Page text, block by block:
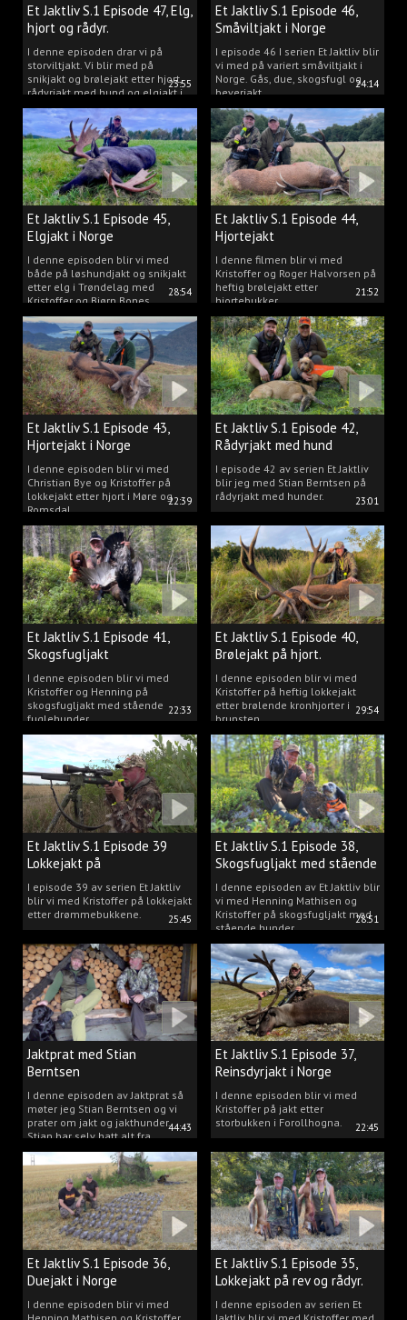
23:55
Et Jaktliv S.1 Episode 47, Elg,
hjort og rådyr.
I denne episoden drar vi på
storviltjakt. Vi blir med på
snikjakt og brølejakt etter hjort,
rådyrjakt med hund og elgjakt i
Trøndelag.
24:14
Et Jaktliv S.1 Episode 46,
Småviltjakt i Norge
I episode 46 I serien Et Jaktliv blir
vi med på variert småviltjakt i
Norge. Gås, due, skogsfugl og
beverjakt.
28:54
Et Jaktliv S.1 Episode 45,
Elgjakt i Norge
I denne episoden blir vi med
både på løshundjakt og snikjakt
etter elg i Trøndelag med
Kristoffer og Bjørn Bones
21:52
Et Jaktliv S.1 Episode 44,
Hjortejakt
I denne filmen blir vi med
Kristoffer og Roger Halvorsen på
heftig brølejakt etter
hjortebukker.
22:39
Et Jaktliv S.1 Episode 43,
Hjortejakt i Norge
I denne episoden blir vi med
Christian Bye og Kristoffer på
lokkejakt etter hjort i Møre og
Romsdal.
23:01
Et Jaktliv S.1 Episode 42,
Rådyrjakt med hund
I episode 42 av serien Et Jaktliv
blir jeg med Stian Berntsen på
rådyrjakt med hunder.
22:33
Et Jaktliv S.1 Episode 41,
Skogsfugljakt
I denne episoden blir vi med
Kristoffer og Henning på
skogsfugljakt med stående
fuglehunder.
29:54
Et Jaktliv S.1 Episode 40,
Brølejakt på hjort.
I denne episoden blir vi med
Kristoffer på heftig lokkejakt
etter brølende kronhjorter i
brunsten.
25:45
Et Jaktliv S.1 Episode 39
Lokkejakt på
drømmebukkene
I episode 39 av serien Et Jaktliv
blir vi med Kristoffer på lokkejakt
etter drømmebukkene.
28:51
Et Jaktliv S.1 Episode 38,
Skogsfugljakt med stående
hunder.
I denne episoden av Et Jaktliv blir
vi med Henning Mathisen og
Kristoffer på skogsfugljakt med
stående hunder.
44:43
Jaktprat med Stian
Berntsen
I denne episoden av Jaktprat så
møter jeg Stian Berntsen og vi
prater om jakt og jakthunder.
Stian har selv hatt alt fra
støvere, til elghunder,
rådyrhunder, spetser, apportører
og stående fuglehunder.
22:45
Et Jaktliv S.1 Episode 37,
Reinsdyrjakt i Norge
I denne episoden blir vi med
Kristoffer på jakt etter
storbukken i Forollhogna.
Et Jaktliv S.1 Episode 36,
Duejakt i Norge
I denne episoden blir vi med
Et Jaktliv S.1 Episode 35,
Lokkejakt på rev og rådyr.
I denne episoden av serien Et